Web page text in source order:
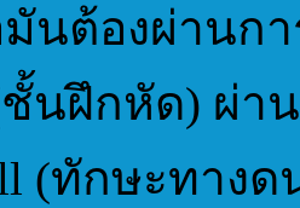
นต้องผ่านกา
ชั้นฝึกหัด) ผ่
(ทักษะทาง